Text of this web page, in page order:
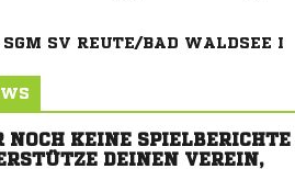
SGM SV REUTE/BAD WALDSEE I
NOCH KEINE SPIELBERICHTE
DEINEN VEREIN,